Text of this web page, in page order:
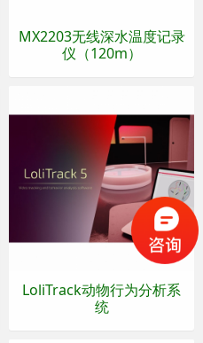
MX2203无线深水温度记录
仪（120m）
LoliTrack动物行为分析系
统